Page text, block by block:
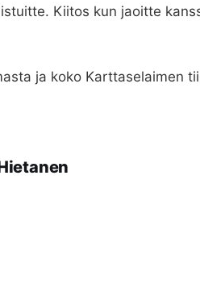
Kiitos kun jaoitte
ja koko Karttaselaimen